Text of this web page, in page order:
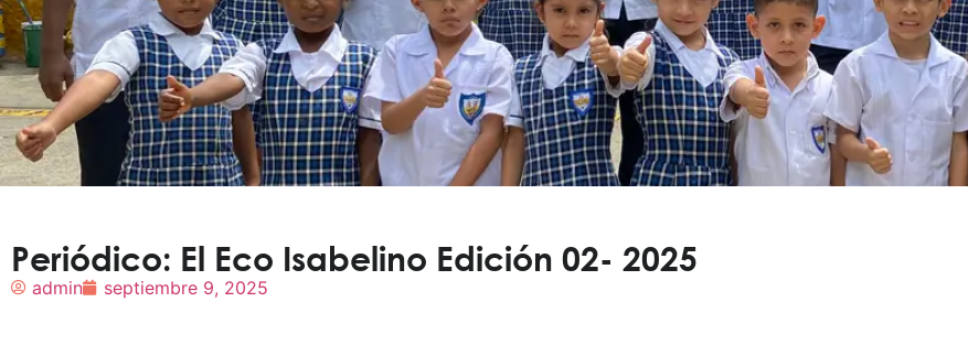
Periódico: El Eco Isabelino Edición 02- 2025
admin septiembre 9, 2025